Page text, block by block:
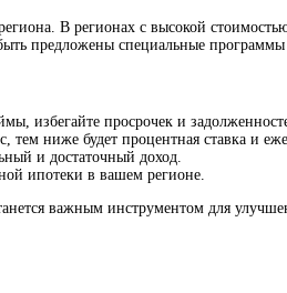
В регионах с высокой
предложены специальные
избегайте просрочек и
тем ниже будет процентная ставка и
и достаточный доход.
ипотеки в вашем регионе.
важным инструментом для